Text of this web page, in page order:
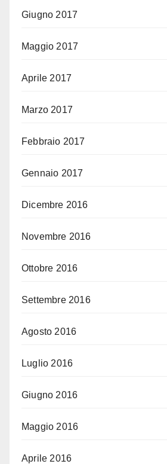
Giugno 2017
Maggio 2017
Aprile 2017
Marzo 2017
Febbraio 2017
Gennaio 2017
Dicembre 2016
Novembre 2016
Ottobre 2016
Settembre 2016
Agosto 2016
Luglio 2016
Giugno 2016
Maggio 2016
Aprile 2016